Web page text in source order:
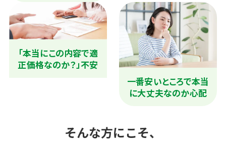
「本当にこの内容で適
正価格なのか？」不安
一番安いところで本当
に大丈夫なのか心配
そんな方にこそ、